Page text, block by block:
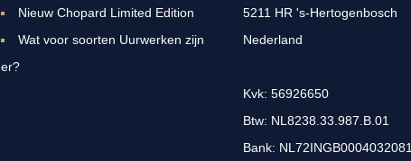
Nieuw Chopard Limited Edition
Wat voor soorten Uurwerken zijn
er?
5211 HR 's-Hertogenbosch
Nederland
Kvk: 56926650
Btw: NL8238.33.987.B.01
Bank: NL72INGB0004032081